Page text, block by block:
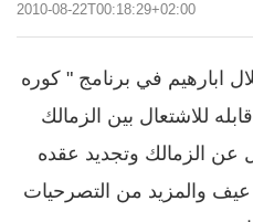
2010-08-22T00:18:29+02:00
ابارهيم في برنامج " كوره
للاشتعال بين الزمالك
عن الزمالك وتجديد عقده
والمزيد من التصرحيات